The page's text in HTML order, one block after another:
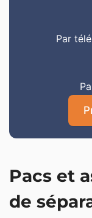
Par
Pacs et
de